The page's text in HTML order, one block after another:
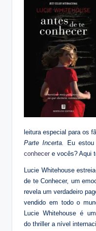
leitura especial para os
Parte Incerta.
Eu
conhecer e vocês? Aqui
Lucie Whitehouse
de te Conhecer, um
revela um verdadeiro
vendido em todo o
Lucie Whitehouse é
do thriller a nível